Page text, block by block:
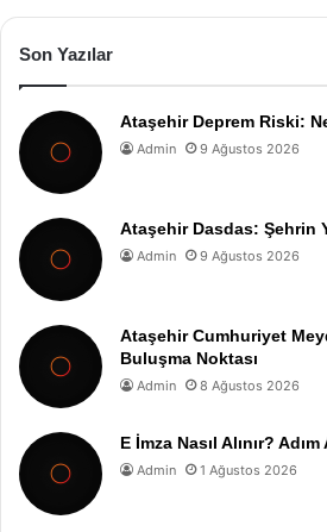
Son Yazılar
Ataşehir Deprem Riski:
Admin 9 Ağustos 2026
Ataşehir Dasdas: Şehrin
Admin 9 Ağustos 2026
Ataşehir Cumhuriyet
Buluşma Noktası
Admin 8 Ağustos 2026
E İmza Nasıl Alınır?
Admin 1 Ağustos 2026